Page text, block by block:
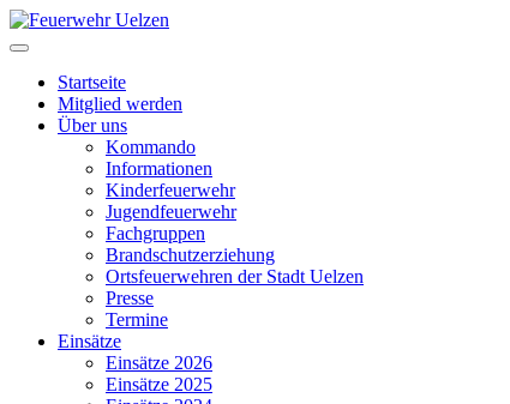
Startseite
Mitglied werden
Über uns
Kommando
Informationen
Kinderfeuerwehr
Jugendfeuerwehr
Fachgruppen
Brandschutzerziehung
Ortsfeuerwehren der Stadt Uelzen
Presse
Termine
Einsätze
Einsätze 2026
Einsätze 2025